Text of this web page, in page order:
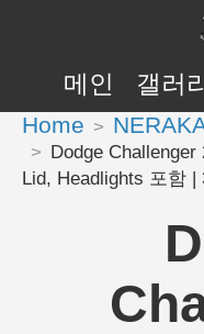
메인 갤러
Home
Dodge
Lid, Headlights 포함 |